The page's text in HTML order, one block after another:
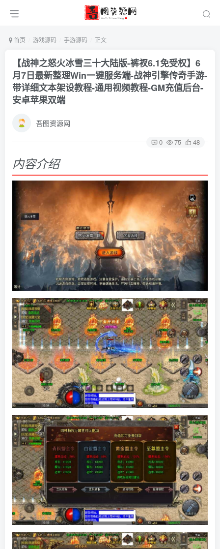
首页 游戏源码 手游源码 正文
【战神之怒火冰雪三十大陆版-裤衩6.1免受权】6
月7日最新整理Win一键服务端-战神引擎传奇手游-
带详细文本架设教程-通用视频教程-GM充值后台-
安卓苹果双端
吾图资源网
0 75 48
内容介绍